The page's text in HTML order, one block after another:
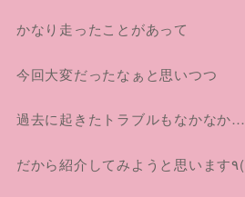
かなり走ったことがあって
今回大変だったなぁと思いつつ
過去に起きたトラブルもなかなか…